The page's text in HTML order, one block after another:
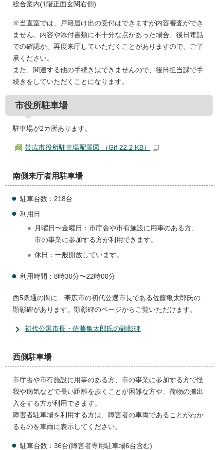
総合案内(1階正面玄関右側)
※当直室では、戸籍届け出の受付はできますが内容審査ができ
ません。内容や添付書類に不十分な点があった場合、後日電話
での確認か、再度来庁していただくことがありますので、ご了
承ください。
また、関連する他の手続きはできませんので、後日担当課で手
続きをしていただくことになります。
市役所駐車場
駐車場が2カ所あります。
帯広市役所駐車場配置図 （Gif 22.2 KB）
南側来庁者用駐車場
駐車台数：218台
利用日
月曜日〜金曜日：市庁舎や市有施設に用事のある方、
市の事業に参加する方が利用できます。
休日：一般開放しています。
利用時間：8時30分〜22時00分
西5条通の間に、帯広市の初代公選市長である佐藤亀太郎氏の
顕彰碑があります。顕彰碑のページからご覧いただけます。
初代公選市長・佐藤亀太郎氏の顕彰碑
西側駐車場
市庁舎や市有施設に用事のある方、市の事業に参加する方で怪
我や病気などで長い距離を歩くことが困難な方や、荷物の搬出
入をする方が利用できます。
障害者駐車場を利用する方は、障害者の車両であることがわか
るものを車両に表示してください。
駐車台数：36台(障害者専用駐車場6台含む)